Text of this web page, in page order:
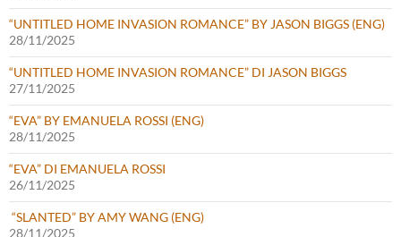
“UNTITLED HOME INVASION ROMANCE” BY JASON BIGGS (ENG)
28/11/2025
“UNTITLED HOME INVASION ROMANCE” DI JASON BIGGS
27/11/2025
“EVA” BY EMANUELA ROSSI (ENG)
28/11/2025
“EVA” DI EMANUELA ROSSI
26/11/2025
“SLANTED” BY AMY WANG (ENG)
28/11/2025